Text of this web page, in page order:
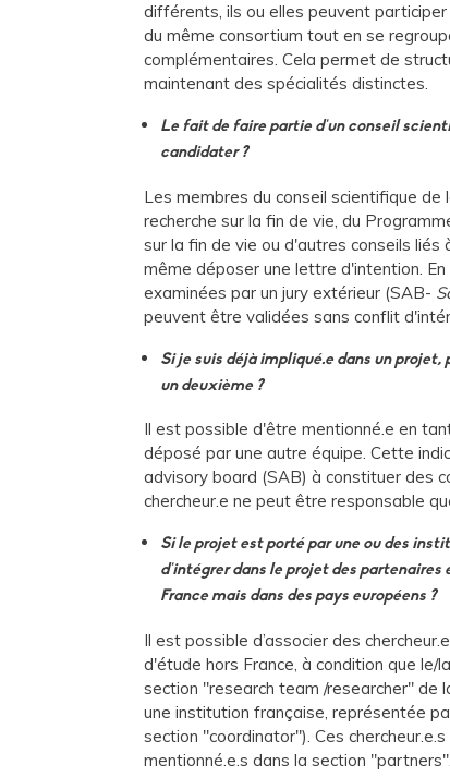
différents, ils ou elles peuvent
du même consortium tout en se
complémentaires. Cela permet de
maintenant des spécialités distinctes.
Le fait de faire partie d'un conseil
candidater ?
Les membres du conseil scientifique
recherche sur la fin de vie, du
sur la fin de vie ou d'autres conseils
même déposer une lettre d'intention.
examinées par un jury extérieur (SAB-
peuvent être validées sans conflit
Si je suis déjà impliqué.e dans un
un deuxième ?
Il est possible d'être mentionné.e en
déposé par une autre équipe. Cette
advisory board (SAB) à constituer des
chercheur.e ne peut être responsable
Si le projet est porté par une ou des
d'intégrer dans le projet des partenaires
France mais dans des pays européens ?
Il est possible d’associer des
d'étude hors France, à condition que le/
section "research team /researcher" de
une institution française, représentée
section "coordinator"). Ces
mentionné.e.s dans la section